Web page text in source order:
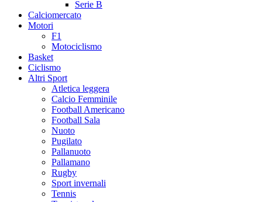
Serie B
Calciomercato
Motori
F1
Motociclismo
Basket
Ciclismo
Altri Sport
Atletica leggera
Calcio Femminile
Football Americano
Football Sala
Nuoto
Pugilato
Pallanuoto
Pallamano
Rugby
Sport invernali
Tennis